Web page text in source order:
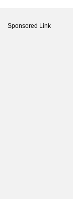
Sponsored Link